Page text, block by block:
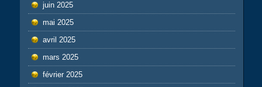
juin 2025
mai 2025
avril 2025
mars 2025
février 2025